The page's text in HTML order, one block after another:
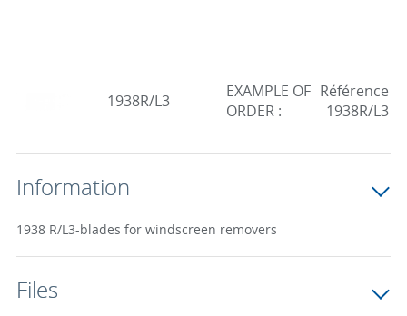
1938R/L3
EXAMPLE OF
ORDER :
Référence
1938R/L3
Information
1938 R/L3-blades for windscreen removers
Files